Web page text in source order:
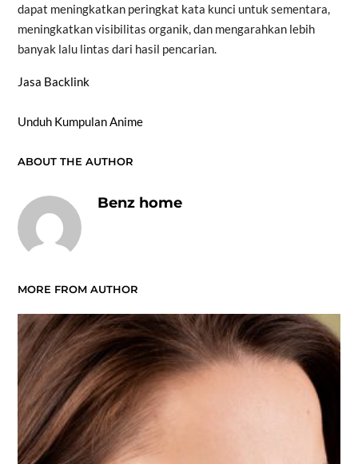
dapat meningkatkan peringkat kata kunci untuk sementara,
meningkatkan visibilitas organik, dan mengarahkan lebih
banyak lalu lintas dari hasil pencarian.
Jasa Backlink
Unduh Kumpulan Anime
ABOUT THE AUTHOR
Benz home
MORE FROM AUTHOR